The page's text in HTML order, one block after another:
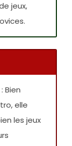
jeux,
: Bien
elle
les jeux